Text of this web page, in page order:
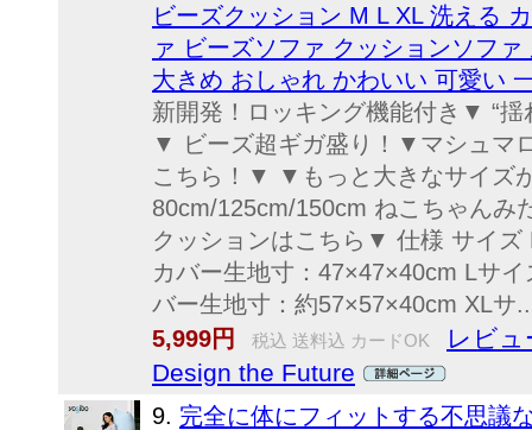
ビーズクッション M L XL 洗える
ァ ビーズソファ クッションソフ
大きめ おしゃれ かわいい 可愛い
新開発！ロッキング機能付き▼ “揺
▼ ビーズ超ギガ盛り！▼マシュマ
こちら！▼ ▼もっと大きなサイズ
80cm/125cm/150cm ねこちゃん
クッションはこちら▼ 仕様 サイ
カバー生地寸：47×47×40cm Lサ
バー生地寸：約57×57×40cm XLサ
5,999円
税込 送料込 カードOK
レビュ
Design the Future
9. 完全に体にフィットする不思議